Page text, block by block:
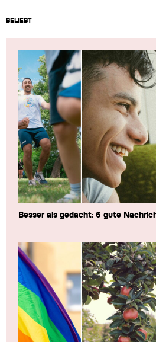
BELIEBT
Besser als gedacht: 6 gute